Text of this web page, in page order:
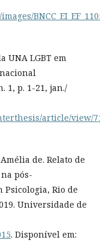
UNA LGBT em
1, p. 1-21, jan./
article/view/
de. Relato de
pós-
Psicologia, Rio de
Universidade de
. Disponível em: